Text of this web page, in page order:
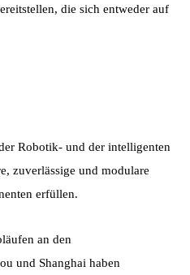
die sich entweder auf
Robotik- und der intelligenten
zuverlässige und modulare
erfüllen.
an den
und Shanghai haben